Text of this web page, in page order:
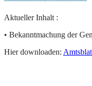
Aktueller Inhalt :
• Bekanntmachung der
Hier downloaden: